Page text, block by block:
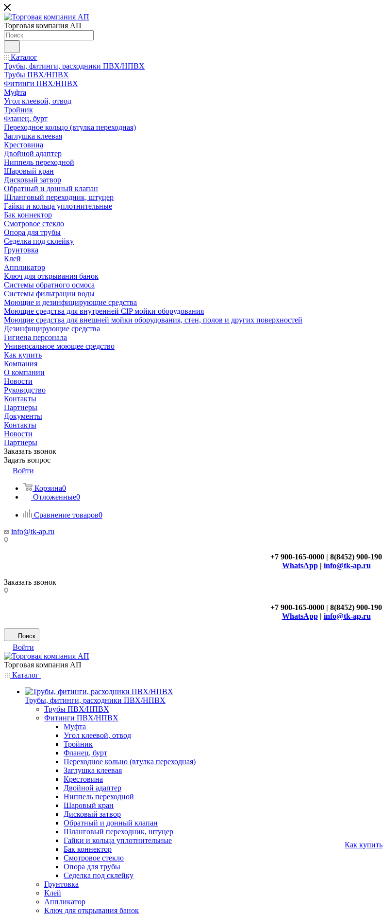
Торговая компания АП
Каталог
Трубы, фитинги, расходники ПВХ/НПВХ
Трубы ПВХ/НПВХ
Фитинги ПВХ/НПВХ
Муфта
Угол клеевой, отвод
Тройник
Фланец, бурт
Переходное кольцо (втулка переходная)
Заглушка клеевая
Крестовина
Двойной адаптер
Ниппель переходной
Шаровый кран
Дисковый затвор
Обратный и донный клапан
Шланговый переходник, штуцер
Гайки и кольца уплотнительные
Бак коннектор
Смотровое стекло
Опора для трубы
Седелка под склейку
Грунтовка
Клей
Аппликатор
Ключ для открывания банок
Системы обратного осмоса
Системы фильтрации воды
Моющие и дезинфицирующие средства
Моющие средства для внутренней CIP мойки оборудования
Моющие средства для внешней мойки оборудования, стен, полов и других поверхностей
Дезинфицирующие средства
Гигиена персонала
Универсальное моющее средство
Как купить
Компания
О компании
Новости
Руководство
Контакты
Партнеры
Документы
Контакты
Новости
Партнеры
Заказать звонок
Задать вопрос
Войти
Корзина0
Отложенные0
Сравнение товаров0
info@tk-ap.ru
+7 900-165-0000 | 8(8452) 900-190
WhatsApp| info@tk-ap.ru
Заказать звонок
+7 900-165-0000 | 8(8452) 900-190
WhatsApp| info@tk-ap.ru
Поиск
Войти
Торговая компания АП
Каталог
Трубы, фитинги, расходники ПВХ/НПВХ
Трубы ПВХ/НПВХ
Фитинги ПВХ/НПВХ
Муфта
Угол клеевой, отвод
Тройник
Фланец, бурт
Переходное кольцо (втулка переходная)
Заглушка клеевая
Крестовина
Двойной адаптер
Ниппель переходной
Шаровый кран
Дисковый затвор
Обратный и донный клапан
Шланговый переходник, штуцер
Гайки и кольца уплотнительные
Бак коннектор
Смотровое стекло
Опора для трубы
Седелка под склейку
Грунтовка
Клей
Аппликатор
Ключ для открывания банок
Как купить